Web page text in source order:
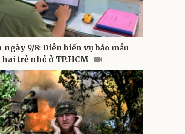
ngày 9/8: Diễn biến vụ bảo mẫu
trẻ nhỏ ở TP.HCM